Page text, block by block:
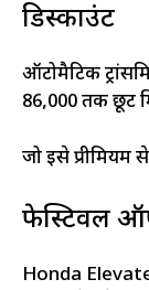
डिस्काउंट
ऑटोमैटिक
₹86,000 तक छूट
जो इसे प्रीमियम
फेस्टिवल
Honda